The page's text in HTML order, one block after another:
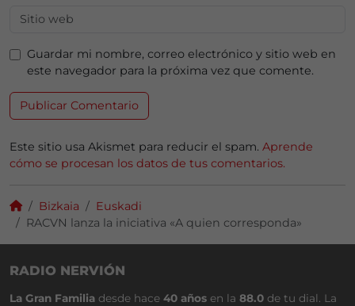
Guardar mi nombre, correo electrónico y sitio web en
este navegador para la próxima vez que comente.
Este sitio usa Akismet para reducir el spam. Aprende
cómo se procesan los datos de tus comentarios.
Bizkaia
Euskadi
RACVN lanza la iniciativa «A quien corresponda»
RADIO NERVIÓN
La Gran Familia desde hace 40 años en la 88.0 de tu dial. La